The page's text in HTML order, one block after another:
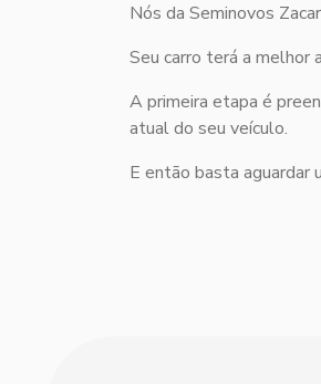
Nós da Seminovos
Seu carro terá a melhor
A primeira etapa é
atual do seu veículo.
E então basta aguardar